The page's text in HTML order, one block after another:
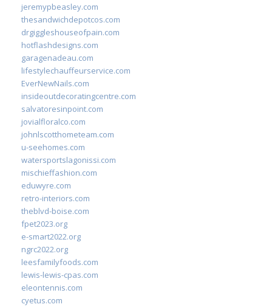
jeremypbeasley.com
thesandwichdepotcos.com
drgiggleshouseofpain.com
hotflashdesigns.com
garagenadeau.com
lifestylechauffeurservice.com
EverNewNails.com
insideoutdecoratingcentre.com
salvatoresinpoint.com
jovialfloralco.com
johnlscotthometeam.com
u-seehomes.com
watersportslagonissi.com
mischieffashion.com
eduwyre.com
retro-interiors.com
theblvd-boise.com
fpet2023.org
e-smart2022.org
ngrc2022.org
leesfamilyfoods.com
lewis-lewis-cpas.com
eleontennis.com
cyetus.com